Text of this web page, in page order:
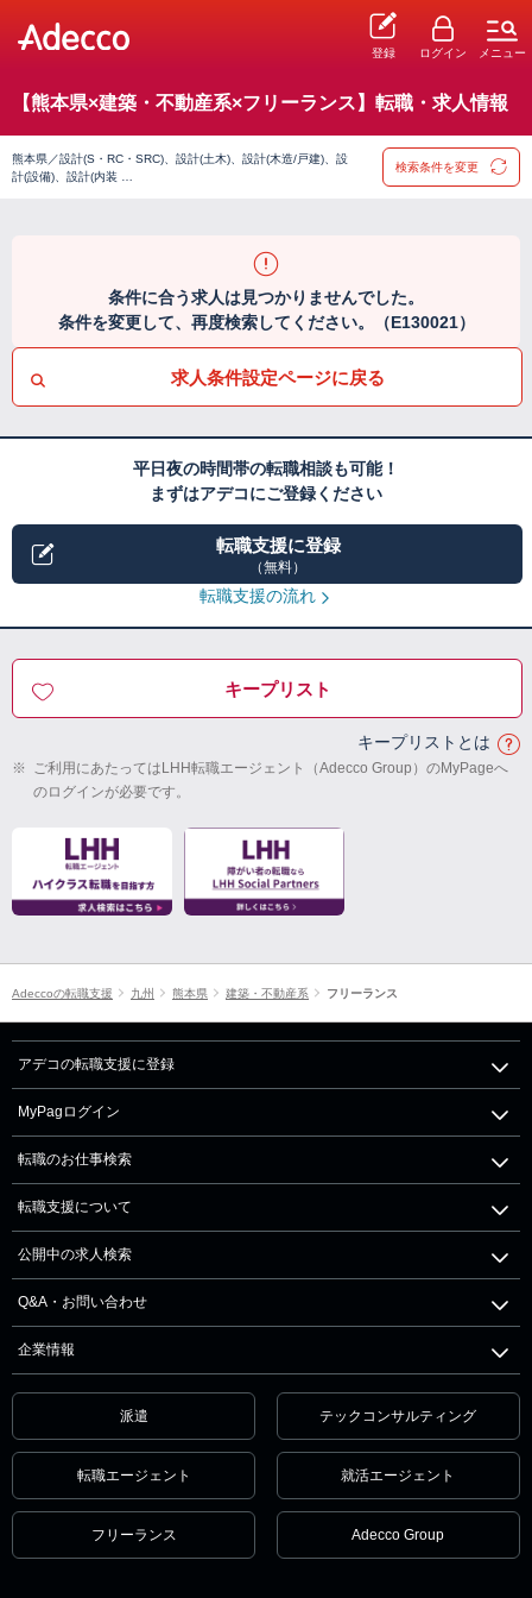
登録 ログイン メニュー
【熊本県×建築・不動産系×フリーランス】転職・求人情報
熊本県／設計(S・RC・SRC)、設計(土木)、設計(木造/戸建)、設
計(設備)、設計(内装 …
検索条件を変更
条件に合う求人は見つかりませんでした。
条件を変更して、再度検索してください。（E130021）
求人条件設定ページに戻る
平日夜の時間帯の転職相談も可能！
まずはアデコにご登録ください
転職支援に登録
（無料）
転職支援の流れ
キープリスト
キープリストとは
※ ご利用にあたってはLHH転職エージェント（Adecco Group）のMyPageへ
のログインが必要です。
Adeccoの転職支援 九州 熊本県 建築・不動産系 フリーランス
アデコの転職支援に登録
MyPagログイン
転職のお仕事検索
転職支援について
公開中の求人検索
Q&A・お問い合わせ
企業情報
派遣 テックコンサルティング
転職エージェント 就活エージェント
フリーランス Adecco Group